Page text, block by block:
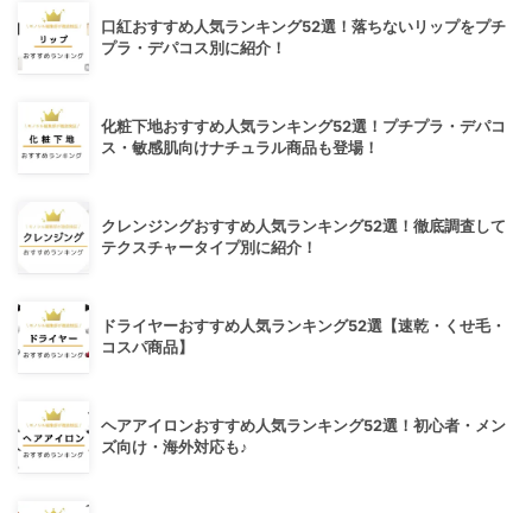
口紅おすすめ人気ランキング52選！落ちないリップをプチ
プラ・デパコス別に紹介！
化粧下地おすすめ人気ランキング52選！プチプラ・デパコ
ス・敏感肌向けナチュラル商品も登場！
クレンジングおすすめ人気ランキング52選！徹底調査して
テクスチャータイプ別に紹介！
ドライヤーおすすめ人気ランキング52選【速乾・くせ毛・
コスパ商品】
ヘアアイロンおすすめ人気ランキング52選！初心者・メン
ズ向け・海外対応も♪